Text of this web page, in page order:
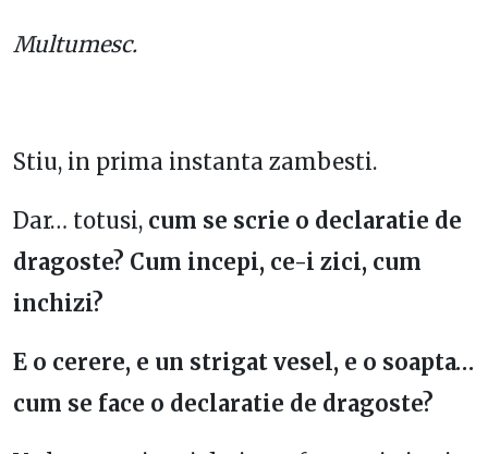
Multumesc.
Stiu, in prima instanta zambesti.
Dar… totusi, cum se scrie o declaratie de
dragoste? Cum incepi, ce-i zici, cum
inchizi?
E o cerere, e un strigat vesel, e o soapta…
cum se face o declaratie de dragoste?